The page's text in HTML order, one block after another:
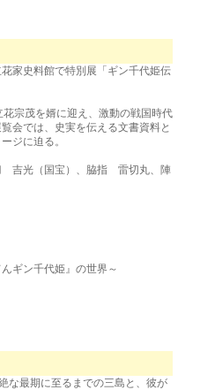
家史料館で特別展「ギン千代姫伝
宗茂を婿に迎え、激動の戦国時代
会では、史実を伝える文書資料と
ジに迫る。
吉光（国宝）、脇指 雷切丸、陣
ギン千代姫』の世界～
な最期に至るまでの三島と、彼が